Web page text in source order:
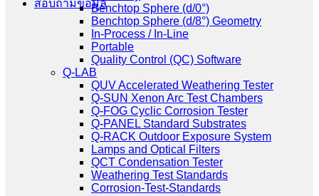
สอบถามข้อมูลBenchtop Sphere (d/0°)
Benchtop Sphere (d/8°) Geometry
In-Process / In-Line
Portable
Quality Control (QC) Software
Q-LAB
QUV Accelerated Weathering Tester
Q-SUN Xenon Arc Test Chambers
Q-FOG Cyclic Corrosion Tester
Q-PANEL Standard Substrates
Q-RACK Outdoor Exposure System
Lamps and Optical Filters
QCT Condensation Tester
Weathering Test Standards
Corrosion-Test-Standards